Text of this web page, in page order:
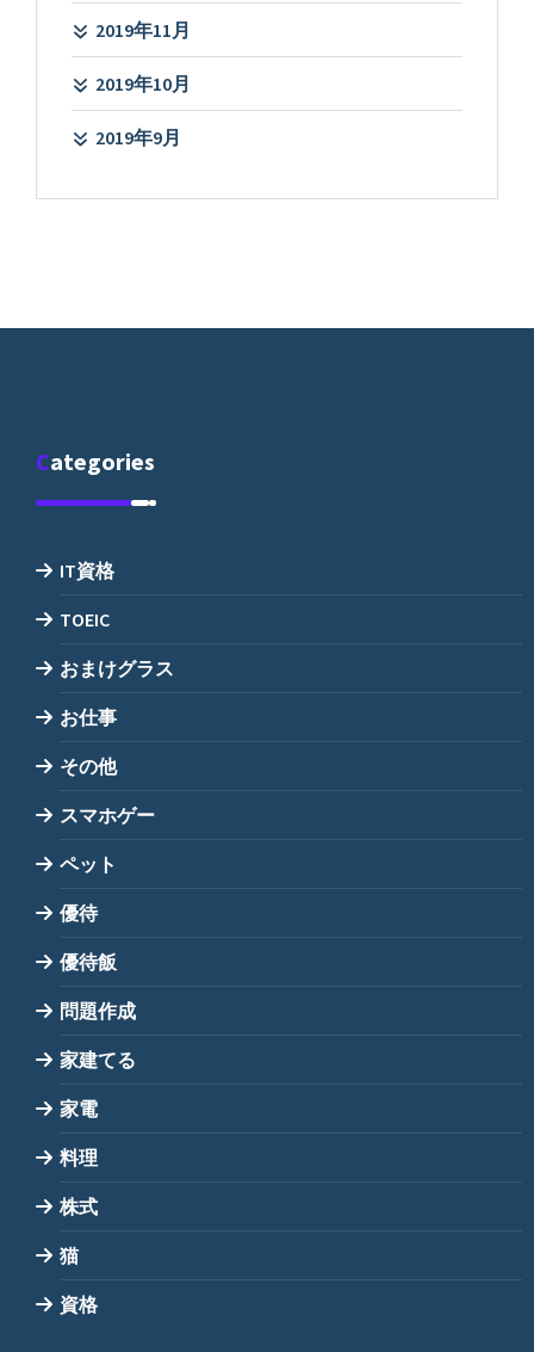
2019年11月
2019年10月
2019年9月
Categories
IT資格
TOEIC
おまけグラス
お仕事
その他
スマホゲー
ペット
優待
優待飯
問題作成
家建てる
家電
料理
株式
猫
資格